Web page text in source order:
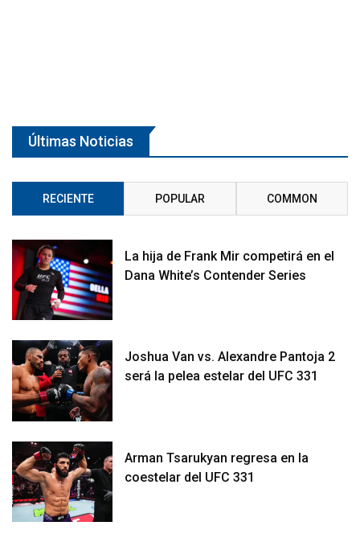
Últimas Noticias
RECIENTE POPULAR COMMON
La hija de Frank Mir competirá en el
Dana White’s Contender Series
Joshua Van vs. Alexandre Pantoja 2
será la pelea estelar del UFC 331
Arman Tsarukyan regresa en la
coestelar del UFC 331